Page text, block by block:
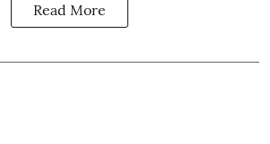
Read More